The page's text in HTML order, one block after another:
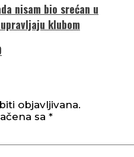
nisam bio srećan u
klubom
objavljivana.
sa *